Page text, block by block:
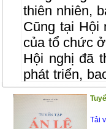
thiên nhiên,
Cũng tại Hội
của tổ chức
Hội nghị đã
phát triển,
21 (Agenda
giới trong
Tải